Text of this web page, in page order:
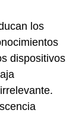
los
dispositivos